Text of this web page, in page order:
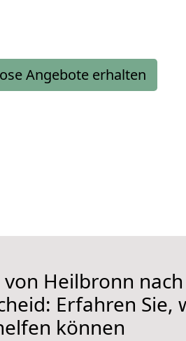
Angebote erhalten
von Heilbronn nach
Erfahren Sie,
können